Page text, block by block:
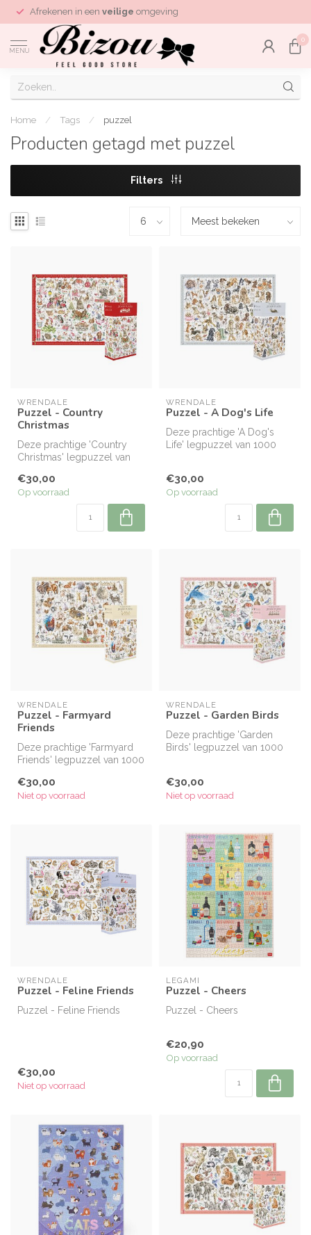
Afrekenen in een veilige omgeving
MENU
0
Home / Tags / puzzel
Producten getagd met puzzel
Filters
WRENDALE
Puzzel - Country
Christmas
Deze prachtige 'Country
Christmas' legpuzzel van
geweldig ge...
€30,00
Op voorraad
WRENDALE
Puzzel - A Dog's Life
Deze prachtige 'A Dog's
Life' legpuzzel van 1000
€30,00
Op voorraad
WRENDALE
Puzzel - Farmyard
Friends
Deze prachtige 'Farmyard
Friends' legpuzzel van 1000
ges...
€30,00
Niet op voorraad
WRENDALE
Puzzel - Garden Birds
Deze prachtige 'Garden
Birds' legpuzzel van 1000
€30,00
Niet op voorraad
WRENDALE
Puzzel - Feline Friends
Puzzel - Feline Friends
€30,00
Niet op voorraad
LEGAMI
Puzzel - Cheers
Puzzel - Cheers
€20,90
Op voorraad